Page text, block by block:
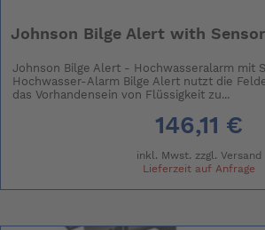
Johnson Bilge Alert with Sensor
Johnson Bilge Alert - Hochwasseralarm mit
Hochwasser-Alarm Bilge Alert nutzt die
das Vorhandensein von Flüssigkeit zu...
146,11 €
inkl. Mwst. zzgl. Versand
Lieferzeit auf Anfrage